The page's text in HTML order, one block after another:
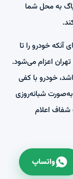
دیاگ به محل شما
خودرو را تا
اعزام می‌شود.
خودرو با کفی
شبانه‌روزی
اعلام
واتساپ